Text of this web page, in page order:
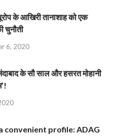
के आखिरी तानाशाह को एक
चुनौती
6, 2020
के सौ साल और हसरत मोहानी
convenient profile: ADAG